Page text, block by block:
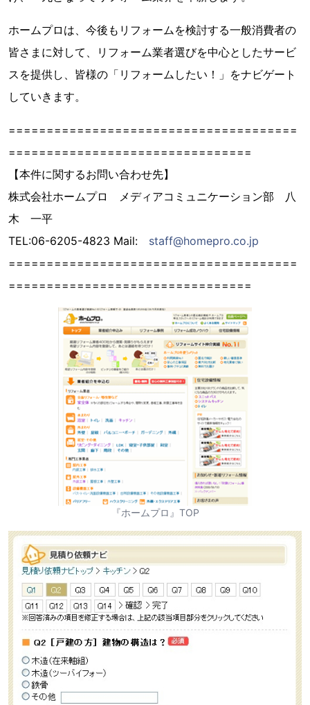
ホームプロは、今後もリフォームを検討する一般消費者の
皆さまに対して、リフォーム業者選びを中心としたサービ
スを提供し、皆様の「リフォームしたい！」をナビゲート
していきます。
======================================
================================
【本件に関するお問い合わせ先】
株式会社ホームプロ メディアコミュニケーション部 八
木 一平
TEL:06-6205-4823 Mail: staff@homepro.co.jp
======================================
================================
『ホームプロ』TOP